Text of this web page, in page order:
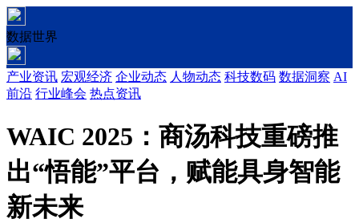
数据世界
产业资讯 宏观经济 企业动态 人物动态 科技数码 数据洞察 AI
前沿 行业峰会 热点资讯
WAIC 2025：商汤科技重磅推
出“悟能”平台，赋能具身智能
新未来